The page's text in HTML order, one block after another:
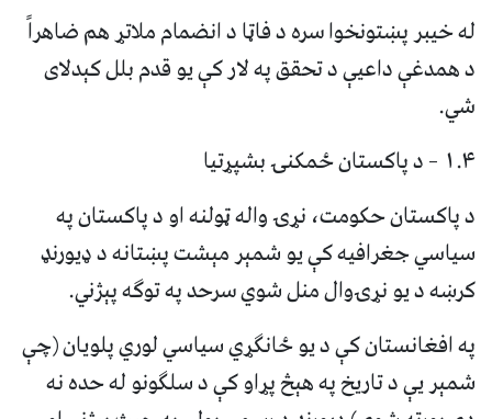
له خیبر پښتونخوا سره د فاټا د انضمام ملاتړ هم ضاهراً
د همدغې داعیې د تحقق په لار کې یو قدم بلل کېدلای
شي.
۱.۴ – د پاکستان ځمکنۍ بشپړتیا
د پاکستان حکومت، نړۍ واله ټولنه او د پاکستان په
سیاسي جغرافیه کې یو شمېر مېشت پښتانه د ډیورنډ
کرښه د یو نړۍوال منل شوي سرحد په توګه پېژني.
په افغانستان کې د یو ځانګړي سیاسي لوري پلویان (چې
شمېر یې د تاریخ په هېڅ پړاو کې د سلګونو له حده نه